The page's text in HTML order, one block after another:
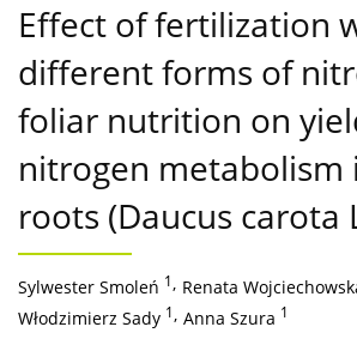
Effect of fertilization
different forms of
foliar nutrition on
nitrogen metabolism
roots (Daucus carota
Sylwester Smoleń 1, Renata
Włodzimierz Sady 1, Anna Szura 1